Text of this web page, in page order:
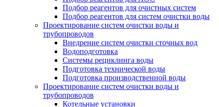
Подбор реагентов для очистных систем
Подбор реагентов для систем очистки воды
Проектирование систем очистки воды и
трубопроводов
Внедрение систем очистки сточных вод
Водоподготовка
Системы рециклинга воды
Подготовка технической воды
Подготовка производственной воды
Проектирование систем очистки воды и
трубопроводов
Котельные установки